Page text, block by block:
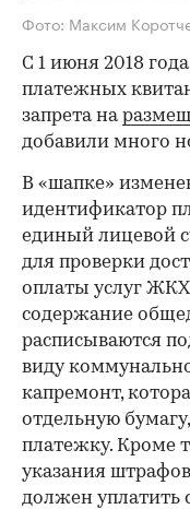
Фото: Максим
С 1 июня 2018
платежных
запрета на
добавили много
В «шапке»
идентификатор
единый лицевой
для проверки
оплаты услуг
содержание
расписываются
виду
капремонт,
отдельную
платежку. Кроме
указания
должен уплатить